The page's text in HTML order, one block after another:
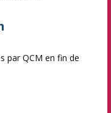
par QCM en fin de